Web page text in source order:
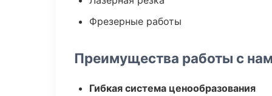
Фрезерные работы
Преимущества работы с
Гибкая система ценообразования